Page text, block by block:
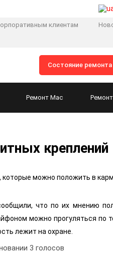
клиентам
Состояние ремонта
Ремонт Mac Ремонт
креплений
можно положить в
что по их мнению
можно прогуляться
лежит на охране.
3 голосов